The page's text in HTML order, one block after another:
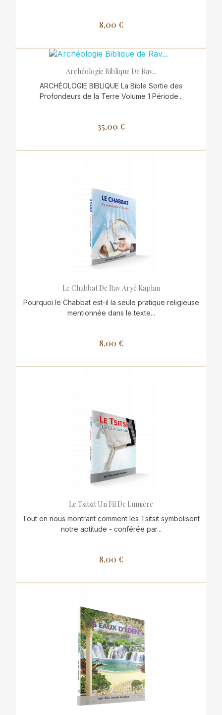
8,00 €
Archéologie Biblique De Rav...
ARCHÉOLOGIE BIBLIQUE La Bible Sortie des
Profondeurs de la Terre Volume 1 Période...
35,00 €
Le Chabbat De Rav Aryé Kaplan
Pourquoi le Chabbat est-il la seule pratique religieuse
mentionnée dans le texte...
8,00 €
Le Tsitsit Un Fil De Lumière
Tout en nous montrant comment les Tsitsit symbolisent
notre aptitude - conférée par...
8,00 €